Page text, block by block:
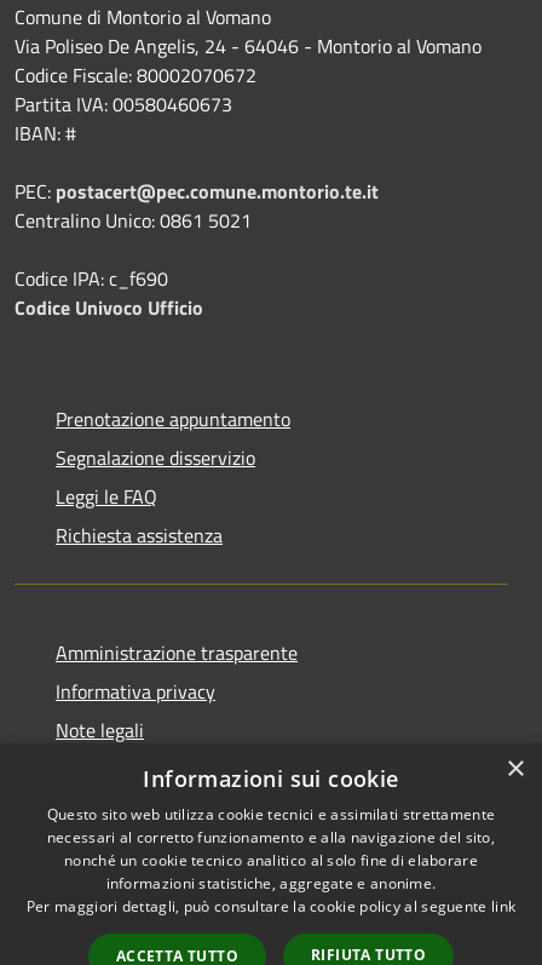
Comune di Montorio al Vomano
Via Poliseo De Angelis, 24 - 64046 - Montorio al Vomano
Codice Fiscale: 80002070672
Partita IVA: 00580460673
IBAN: #
PEC: postacert@pec.comune.montorio.te.it
Centralino Unico: 0861 5021
Codice IPA: c_f690
Codice Univoco Ufficio
Prenotazione appuntamento
Segnalazione disservizio
Leggi le FAQ
Richiesta assistenza
Amministrazione trasparente
Informativa privacy
Note legali
Dichiarazione di accessibilità
Accessibilità
Copyright © 2026 • Comune di
Montorio al Vomano • Powered
byMunicipium
Accesso
×
Informazioni sui cookie
Questo sito web utilizza cookie tecnici e assimilati strettamente
necessari al corretto funzionamento e alla navigazione del sito,
nonché un cookie tecnico analitico al solo fine di elaborare
informazioni statistiche, aggregate e anonime.
Per maggiori dettagli, può consultare la cookie policy al seguente link
ACCETTA TUTTO RIFIUTA TUTTO